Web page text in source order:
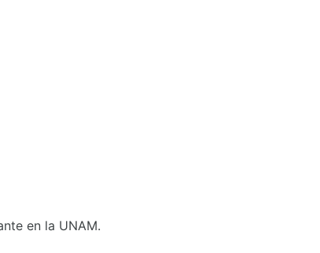
en la UNAM.